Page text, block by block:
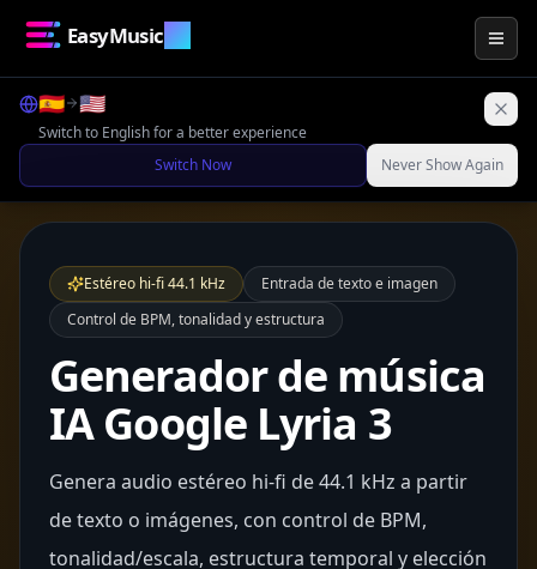
EasyMusic.AI
🇪🇸 🇺🇸
Switch to English for a better experience
Switch Now
Never Show Again
Estéreo hi-fi 44.1 kHz
Entrada de texto e imagen
Control de BPM, tonalidad y estructura
Generador de música
IA Google Lyria 3
Genera audio estéreo hi-fi de 44.1 kHz a partir
de texto o imágenes, con control de BPM,
tonalidad/escala, estructura temporal y elección